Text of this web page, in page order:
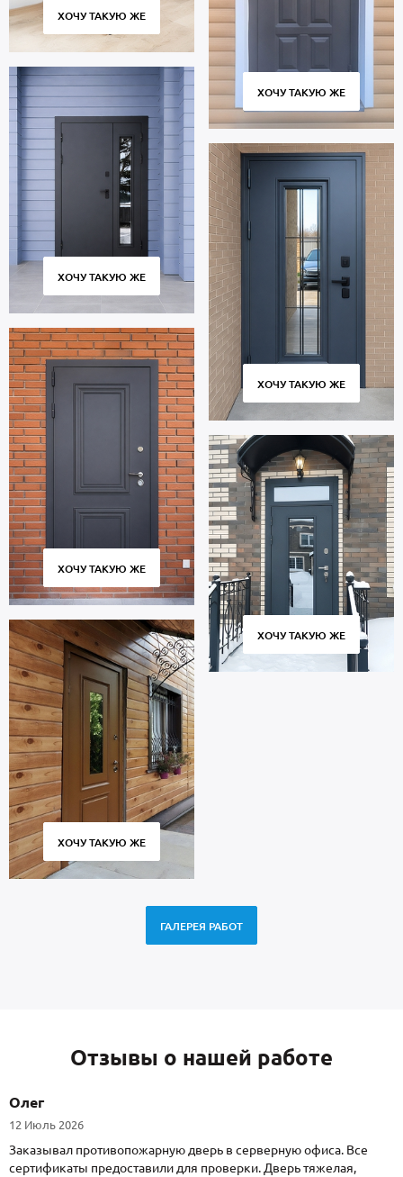
ХОЧУ ТАКУЮ ЖЕ
ХОЧУ ТАКУЮ ЖЕ
ХОЧУ ТАКУЮ ЖЕ
ХОЧУ ТАКУЮ ЖЕ
ХОЧУ ТАКУЮ ЖЕ
ХОЧУ ТАКУЮ ЖЕ
ХОЧУ ТАКУЮ ЖЕ
ГАЛЕРЕЯ РАБОТ
Отзывы о нашей работе
Олег
12 Июль 2026
Заказывал противопожарную дверь в серверную офиса. Все
сертификаты предоставили для проверки. Дверь тяжелая,